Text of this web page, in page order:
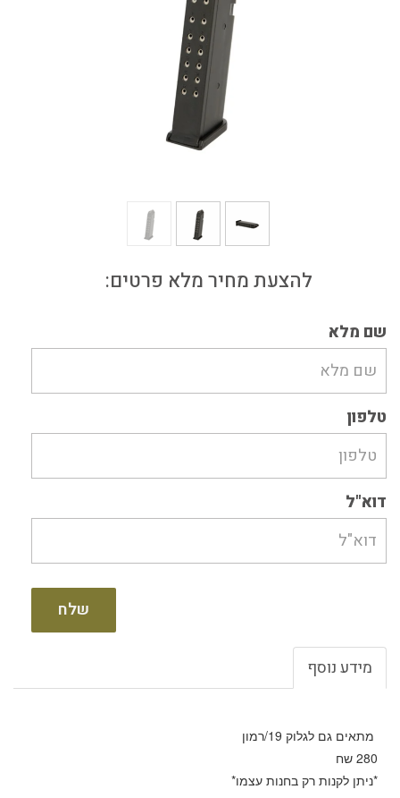
מחסנית לגלוק 17 (17 כדורים)
להצעת מחיר מלא פרטים:
שם מלא
טלפון
דוא"ל
שלח
מידע נוסף
מתאים גם לגלוק 19/רמון
280 שח
*ניתן לקנות רק בחנות עצמו*